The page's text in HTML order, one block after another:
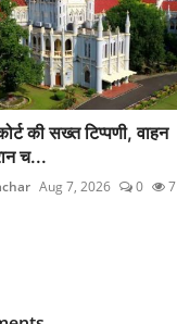
की सख्त टिप्पणी, वाहन
च...
Aug 7, 2026 0 7